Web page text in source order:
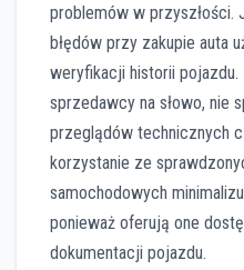
problemów w przyszłości.
błędów przy zakupie auta
weryfikacji historii
sprzedawcy na słowo, nie
przeglądów technicznych
korzystanie ze
samochodowych
ponieważ oferują one
dokumentacji pojazdu.